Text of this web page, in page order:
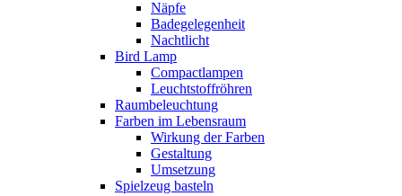
Näpfe
Badegelegenheit
Nachtlicht
Bird Lamp
Compactlampen
Leuchtstoffröhren
Raumbeleuchtung
Farben im Lebensraum
Wirkung der Farben
Gestaltung
Umsetzung
Spielzeug basteln